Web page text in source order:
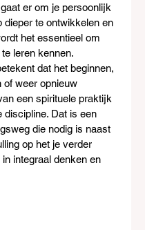
er om je persoonlijk
dieper te ontwikkelen en
het essentieel om
leren kennen.
dat het beginnen,
of weer opnieuw
een spirituele praktijk
discipline. Dat is een
die nodig is naast
op het je verder
integraal denken en